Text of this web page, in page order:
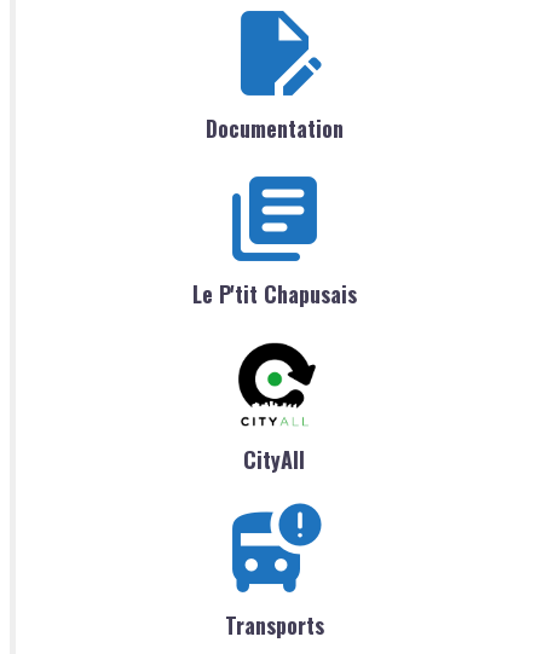
Documentation
Le P'tit Chapusais
CityAll
Transports